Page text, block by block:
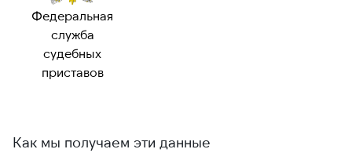
Федеральная
служба
судебных
приставов
Как мы получаем эти данные